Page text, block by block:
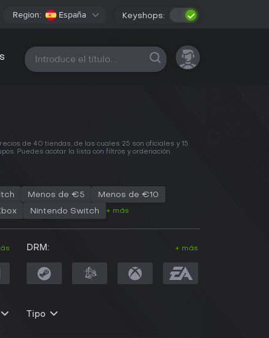
Region: España Keyshops:
Todas las plataformas
de 40 tiendas, de las cuales 25 son oficiales y 15
Puedes acotar la lista con filtros y ordenación.
Menos de €5 Menos de €10
Nintendo Switch + más
DRM: + más
Tipo